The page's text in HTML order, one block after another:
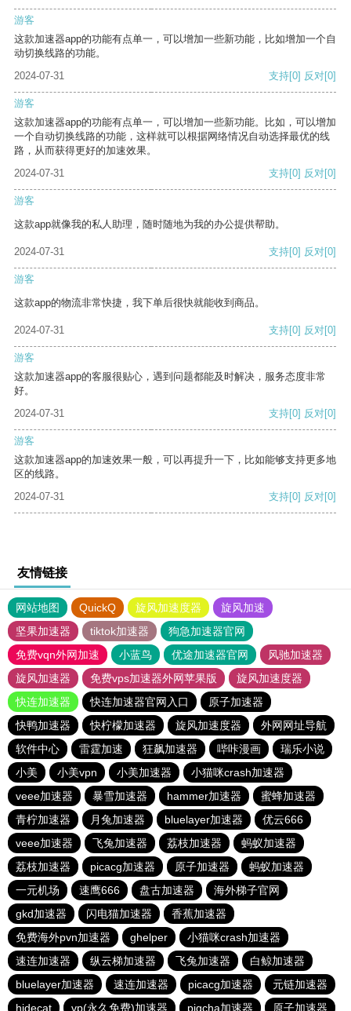
游客
这款加速器app的功能有点单一，可以增加一些新功能，比如增加一个自
动切换线路的功能。
2024-07-31
支持[0] 反对[0]
游客
这款加速器app的功能有点单一，可以增加一些新功能。比如，可以增加
一个自动切换线路的功能，这样就可以根据网络情况自动选择最优的线
路，从而获得更好的加速效果。
2024-07-31
支持[0] 反对[0]
游客
这款app就像我的私人助理，随时随地为我的办公提供帮助。
2024-07-31 支持[0] 反对[0]
游客
这款app的物流非常快捷，我下单后很快就能收到商品。
2024-07-31 支持[0] 反对[0]
游客
这款加速器app的客服很贴心，遇到问题都能及时解决，服务态度非常
好。
2024-07-31
支持[0] 反对[0]
游客
这款加速器app的加速效果一般，可以再提升一下，比如能够支持更多地
区的线路。
2024-07-31
支持[0] 反对[0]
友情链接
网站地图 QuickQ 旋风加速度器
旋风加速
坚果加速器
tiktok加速器
狗急加速器官网
免费vqn外网加速
小蓝鸟 优途加速器官网
风驰加速器
旋风加速器
免费vps加速器外网苹果版
旋风加速度器
快连加速器
快连加速器官网入口
原子加速器
快鸭加速器
快柠檬加速器 旋风加速度器
外网网址导航
软件中心
雷霆加速 狂飙加速器 哔咔漫画
瑞乐小说
小美
小美vpn 小美加速器
小猫咪crash加速器
veee加速器
暴雪加速器 hammer加速器
蜜蜂加速器
青柠加速器
月兔加速器 bluelayer加速器
优云666
veee加速器
飞兔加速器 荔枝加速器
蚂蚁加速器
荔枝加速器
picacg加速器 原子加速器
蚂蚁加速器
一元机场
速鹰666 盘古加速器
海外梯子官网
gkd加速器
闪电猫加速器
香蕉加速器
免费海外pvn加速器
ghelper
小猫咪crash加速器
速连加速器
纵云梯加速器 飞兔加速器
白鲸加速器
bluelayer加速器
速连加速器 picacg加速器
元链加速器
hidecat
vp(永久免费)加速器 pigcha加速器 原子加速器